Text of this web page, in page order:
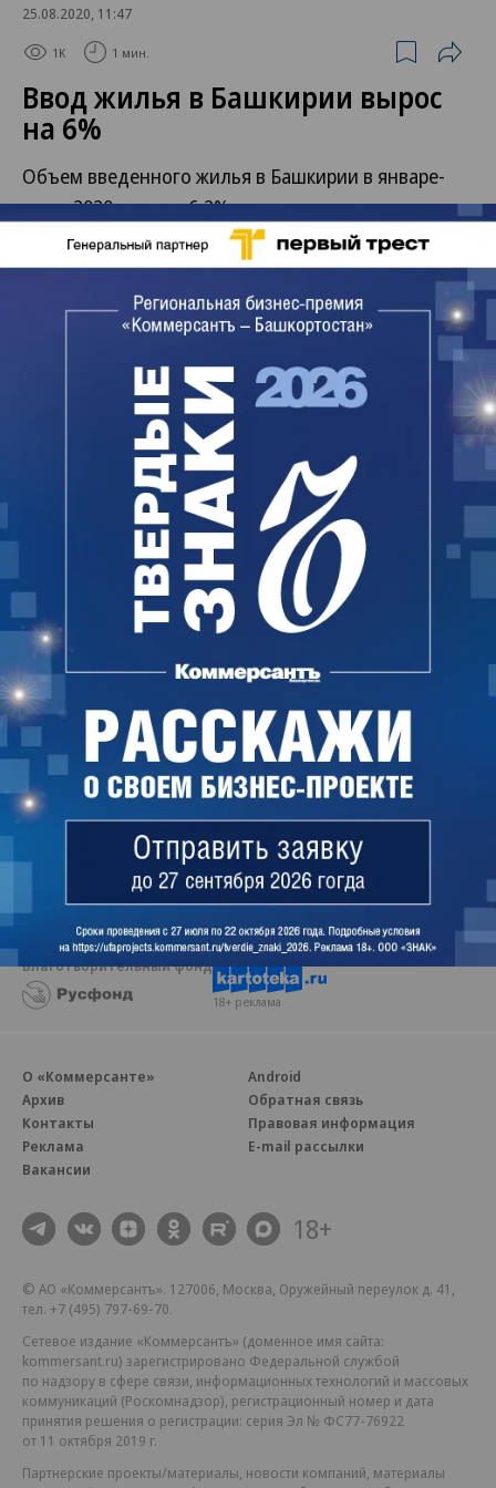
25.08.2020, 11:47
1K 1 мин.
Ввод жилья в Башкирии вырос
на 6%
Объем введенного жилья в Башкирии в январе-
июле 2020 года на 6,2% превысил показатели
аналогичного периода 2019 года, следует из
информации Башстата. В республике построено
1,25 млн кв. м жилья, или 310 кв. м на 1 тыс.
жителей. Две трети объема ввода обеспечило
индивидуальное строительство (833,3 тыс. кв. м,
за год рост на 2,3%). Застройщики-юридические
лица сдали 421,6 тыс. кв. м, что на 14,2% больше
показателя семи месяцев 2019 года.
По объему ввода жилья Башкирия за этот период
заняла пятое место в России и второе место в
Приволжском федеральном округе после
Татарстана, где в первом полугодии ввели 1,3 млн
кв. м жилья.
Майя Иванова
Благотворительный фонд
18+ реклама
О «Коммерсанте»
Архив
Контакты
Реклама
Вакансии
Android
Обратная связь
Правовая информация
E-mail рассылки
18+
© АО «Коммерсантъ». 127006, Москва, Оружейный переулок д. 41,
тел. +7 (495) 797-69-70.
Сетевое издание «Коммерсантъ» (доменное имя сайта:
kommersant.ru) зарегистрировано Федеральной службой
по надзору в сфере связи, информационных технологий и массовых
коммуникаций (Роскомнадзор), регистрационный номер и дата
принятия решения о регистрации: серия Эл № ФС77-76922
от 11 октября 2019 г.
Партнерские проекты/материалы, новости компаний, материалы